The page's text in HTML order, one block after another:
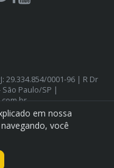
29.334.854/0001-96 | R Dr
Paulo/SP |
em nossa
você